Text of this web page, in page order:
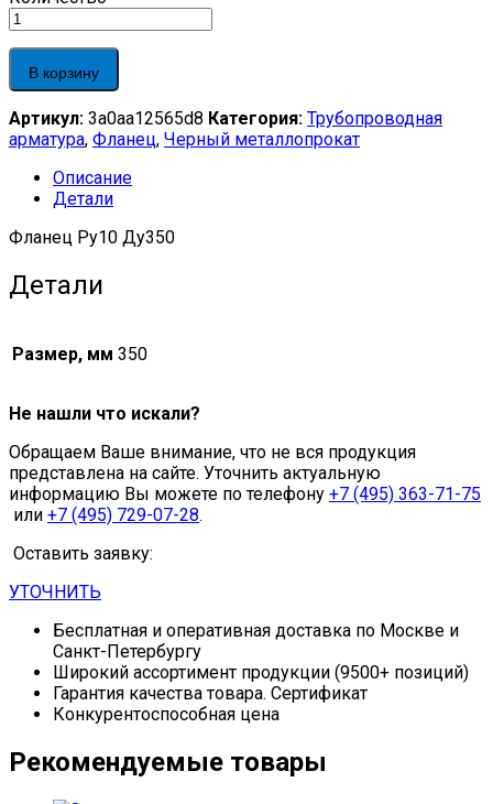
Ру10
Ду350
quantity
В корзину
Артикул: 3a0aa12565d8 Категория: Трубопроводная
арматура, Фланец, Черный металлопрокат
Описание
Детали
Фланец Ру10 Ду350
Детали
Размер, мм 350
Не нашли что искали?
Обращаем Ваше внимание, что не вся продукция
представлена на сайте. Уточнить актуальную
информацию Вы можете по телефону +7 (495) 363-71-75
или +7 (495) 729-07-28.
Оставить заявку:
УТОЧНИТЬ
Бесплатная и оперативная доставка по Москве и
Санкт-Петербургу
Широкий ассортимент продукции (9500+ позиций)
Гарантия качества товара. Сертификат
Конкурентоспособная цена
Рекомендуемые товары